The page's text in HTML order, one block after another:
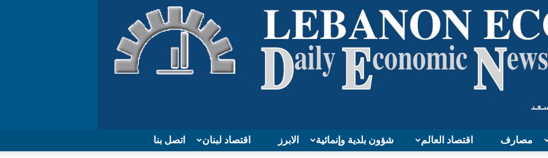
اتصل بنا اقتصاد لبنان الابرز شؤون بلدية وإنمائية اقتصاد العالم مصارف